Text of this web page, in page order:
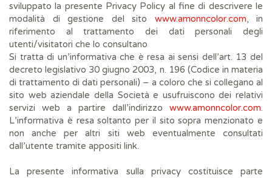
sviluppato la presente Privacy Policy al fine di descrivere le
modalità di gestione del sito www.amonncolor.com, in
riferimento al trattamento dei dati personali degli
utenti/visitatori che lo consultano
Si tratta di un’informativa che è resa ai sensi dell’art. 13 del
decreto legislativo 30 giugno 2003, n. 196 (Codice in materia
di trattamento di dati personali) – a coloro che si collegano al
sito web aziendale della Società e usufruiscono dei relativi
servizi web a partire dall’indirizzo www.amonncolor.com.
L’informativa è resa soltanto per il sito sopra menzionato e
non anche per altri siti web eventualmente consultati
dall’utente tramite appositi link.
La presente informativa sulla privacy costituisce parte